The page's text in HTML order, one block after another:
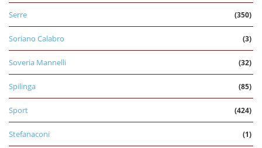
Serre (350)
Soriano Calabro (3)
Soveria Mannelli (32)
Spilinga (85)
Sport (424)
Stefanaconi (1)